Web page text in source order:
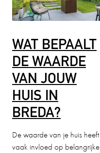
WAT BEPAALT
DE WAARDE
VAN JOUW
HUIS IN
BREDA?
De waarde van je huis heeft
vaak invloed op belangrijke